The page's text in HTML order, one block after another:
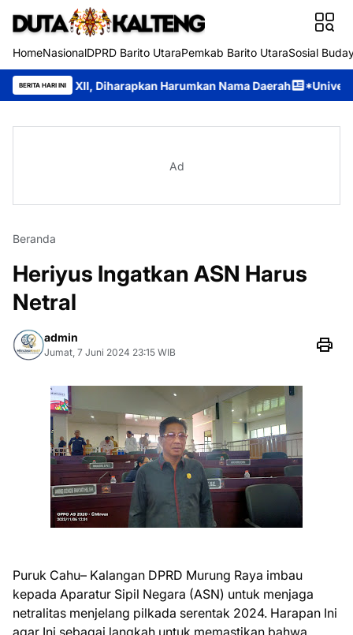
HomeNasionalDPRD Barito UtaraPemkab Barito UtaraSosial
BERITA HARI INI
Diharapkan Harumkan Nama Daerah *Universitas
Ad
Beranda
Heriyus Ingatkan ASN Harus
Netral
admin
Jumat, 7 Juni 2024 23:15 WIB
Puruk Cahu– Kalangan DPRD Murung Raya imbau
kepada Aparatur Sipil Negara (ASN) untuk menjaga
netralitas menjelang pilkada serentak 2024. Harapan Ini
agar Ini sebagai langkah untuk memastikan bahwa